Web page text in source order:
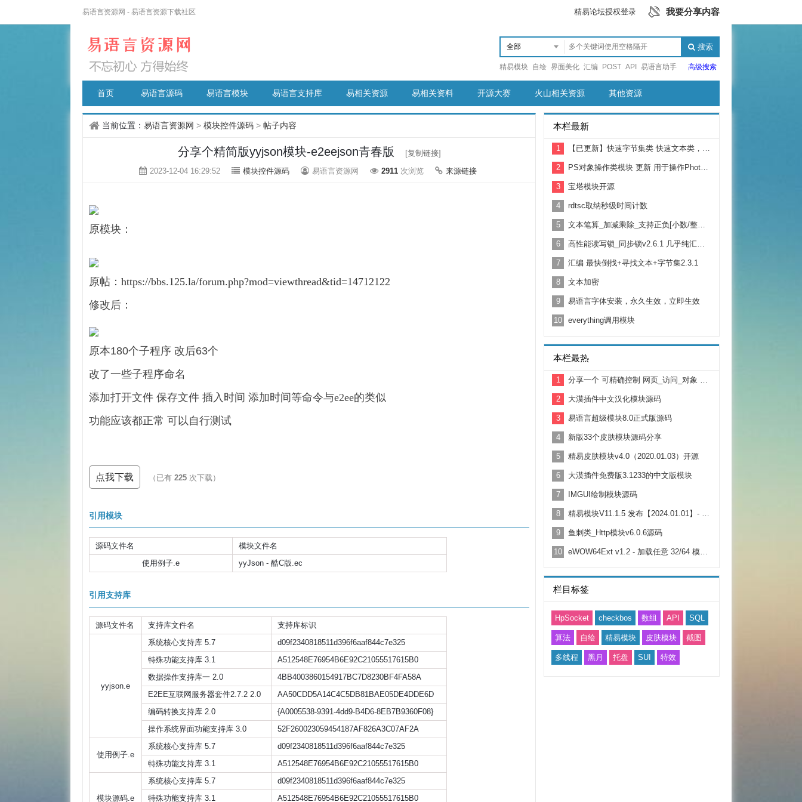
易语言资源网 - 易语言资源下载社区 精易论坛授权登录 我要分享内容
搜索
精易模块 自绘 界面美化 汇编 POST API 易语言助手 高级搜索
首页 易语言源码 易语言模块 易语言支持库 易相关资源 易相关资料 开源大赛 火山相关资源 其他资源
当前位置： 易语言资源网 > 模块控件源码 > 帖子内容
分享个精简版yyjson模块-e2eejson青春版
[复制链接]
2023-12-04 16:29:52
模块控件源码 易语言资源网 2911 次浏览 来源链接
原模块：
原帖： https://bbs.125.la/forum.php?mod=viewthread&tid=14712122
修改后：
原本180个子程序 改后63个
改了一些子程序命名
添加打开文件 保存文件 插入时间 添加时间等命令与e2ee的类似
功能应该都正常 可以自行测试
点我下载 （已有 225 次下载）
引用模块
源码文件名
模块文件名
使用例子.e
yyJson - 酷C版.ec
引用支持库
源码文件名 支持库文件名 支持库标识
yyjson.e
系统核心支持库 5.7
d09f2340818511d396f6aaf844c7e325
特殊功能支持库 3.1
A512548E76954B6E92C21055517615B0
数据操作支持库一 2.0
4BB4003860154917BC7D8230BF4FA58A
E2EE互联网服务器套件2.7.2 2.0
AA50CDD5A14C4C5DB81BAE05DE4DDE6D
编码转换支持库 2.0
{A0005538-9391-4dd9-B4D6-8EB7B9360F08}
操作系统界面功能支持库 3.0
52F260023059454187AF826A3C07AF2A
使用例子.e
系统核心支持库 5.7
d09f2340818511d396f6aaf844c7e325
特殊功能支持库 3.1
A512548E76954B6E92C21055517615B0
模块源码.e
系统核心支持库 5.7
d09f2340818511d396f6aaf844c7e325
特殊功能支持库 3.1
A512548E76954B6E92C21055517615B0
本栏最新
1 【已更新】快速字节集类 快速文本类，替代通用对象库
2 PS对象操作类模块 更新 用于操作Photoshop 制作自动化脚本
3 宝塔模块开源
4 rdtsc取纳秒级时间计数
5 文本笔算_加减乘除_支持正负[小数/整数/大数/前缀0的数]
6 高性能读写锁_同步锁v2.6.1 几乎纯汇编 支持跨进程
7 汇编 最快倒找+寻找文本+字节集2.3.1
8 文本加密
9 易语言字体安装，永久生效，立即生效
10 everything调用模块
本栏最热
1 分享一个 可精确控制 网页_访问_对象 超时时间 源码
2 大漠插件中文汉化模块源码
3 易语言超级模块8.0正式版源码
4 新版33个皮肤模块源码分享
5 精易皮肤模块v4.0（2020.01.03）开源
6 大漠插件免费版3.1233的中文版模块
7 IMGUI绘制模块源码
8 精易模块V11.1.5 发布【2024.01.01】- 元旦快乐！
9 鱼刺类_Http模块v6.0.6源码
10 eWOW64Ext v1.2 - 加载任意 32/64 模块|动态调用|64 位汇编|64 位进程读写
栏目标签
HpSocket checkbos 数组 API SQL
算法 自绘 精易模块 皮肤模块 截图
多线程 黑月 托盘 SUI 特效